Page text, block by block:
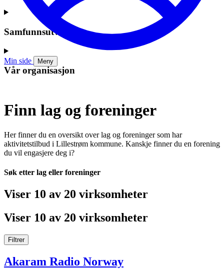
Min side Meny
Samfunnsutvikling
Vår organisasjon
Finn lag og foreninger
Her finner du en oversikt over lag og foreninger som har
aktivitetstilbud i Lillestrøm kommune. Kanskje finner du en forening
du vil engasjere deg i?
Søk etter lag eller foreninger
Viser 10 av 20 virksomheter
Viser 10 av 20 virksomheter
Filtrer
Akaram Radio Norway